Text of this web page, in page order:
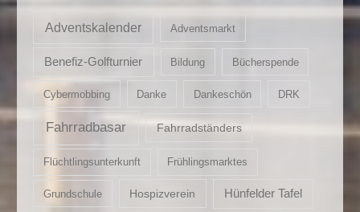
Adventskalender Adventsmarkt
Benefiz-Golfturnier Bildung Bücherspende
Cybermobbing Danke Dankeschön DRK
Fahrradbasar Fahrradständers
Flüchtlingsunterkunft Frühlingsmarktes
Grundschule Hospizverein Hünfelder Tafel